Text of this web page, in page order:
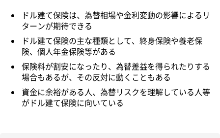
ドル建て保険は、為替相場や金利変動の影響によるリ
ターンが期待できる
ドル建て保険の主な種類として、終身保険や養老保
険、個人年金保険等がある
保険料が割安になったり、為替差益を得られたりする
場合もあるが、その反対に動くこともある
資金に余裕がある人、為替リスクを理解している人等
がドル建て保険に向いている